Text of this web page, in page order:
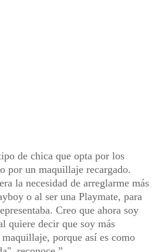
de chica que opta por los
por un maquillaje recargado.
la necesidad de arreglarme más
o al ser una Playmate, para
Creo que ahora soy
quiere decir que soy más
porque así es como